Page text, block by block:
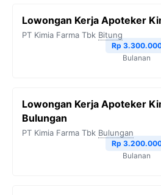
Lowongan Kerja Apoteker
PT Kimia Farma Tbk Bitung
Rp
Bulanan
Lowongan Kerja Apoteker
Bulungan
PT Kimia Farma Tbk Bulungan
Rp
Bulanan